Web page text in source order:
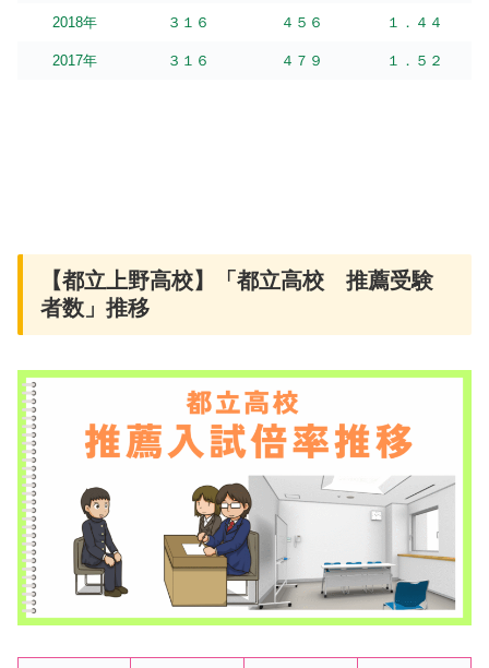
2018年 ３１６ ４５６ １．４４
2017年 ３１６ ４７９ １．５２
【都立上野高校】「都立高校 推薦受験
者数」推移